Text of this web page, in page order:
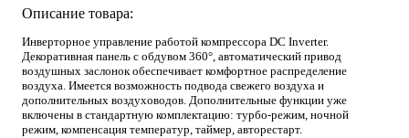
Описание товара:
Инверторное управление работой компрессора DC Inverter.
Декоративная панель с обдувом 360°, автоматический привод
воздушных заслонок обеспечивает комфортное распределение
воздуха. Имеется возможность подвода свежего воздуха и
дополнительных воздуховодов. Дополнительные функции уже
включены в стандартную комплектацию: турбо-режим, ночной
режим, компенсация температур, таймер, авторестарт.